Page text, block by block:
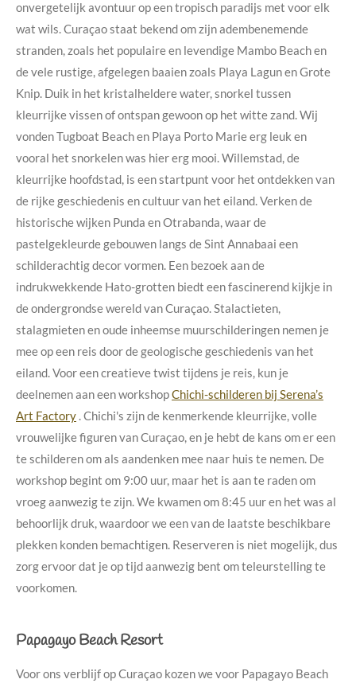
onvergetelijk avontuur op een tropisch paradijs met voor elk
wat wils. Curaçao staat bekend om zijn adembenemende
stranden, zoals het populaire en levendige Mambo Beach en
de vele rustige, afgelegen baaien zoals Playa Lagun en Grote
Knip. Duik in het kristalheldere water, snorkel tussen
kleurrijke vissen of ontspan gewoon op het witte zand. Wij
vondenTugboat Beach en Playa Porto Marie erg leuk en
vooral het snorkelen was hier erg mooi.Willemstad, de
kleurrijke hoofdstad, is een startpunt voor het ontdekken van
de rijke geschiedenis en cultuur van het eiland. Verken de
historische wijken Punda en Otrabanda, waar de
pastelgekleurde gebouwen langs de Sint Annabaai een
schilderachtig decor vormen. Een bezoek aan de
indrukwekkende Hato-grotten biedt een fascinerend kijkje in
de ondergrondse wereld van Curaçao. Stalactieten,
stalagmieten en oude inheemse muurschilderingen nemen je
mee op een reis door de geologische geschiedenis van het
eiland. Voor een creatieve twist tijdens je reis, kun je
deelnemen aan een workshopChichi-schilderen bij Serena’s
Art Factory . Chichi's zijn de kenmerkende kleurrijke, volle
vrouwelijke figuren van Curaçao,en je hebt de kans om er een
te schilderen om als aandenken mee naar huis te nemen. De
workshop begint om 9:00 uur, maar het is aan te raden om
vroeg aanwezig te zijn. We kwamen om 8:45 uur en het was al
behoorlijk druk, waardoor we een van de laatste beschikbare
plekken konden bemachtigen. Reserveren is niet mogelijk, dus
zorg ervoor dat je op tijd aanwezig bent om teleurstelling te
voorkomen.
Papagayo Beach Resort
Voor ons verblijf op Curaçao kozen we voor Papagayo Beach